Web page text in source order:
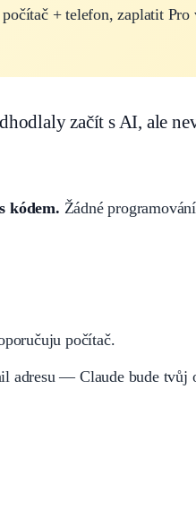
+ telefon, zaplatit
začít s AI, ale
kódem. Žádné
počítač.
adresu — Claude bude tvůj